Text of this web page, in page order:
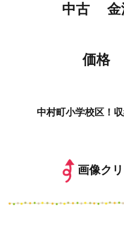
中古 金
価格
中村町小学校区！
画像ク